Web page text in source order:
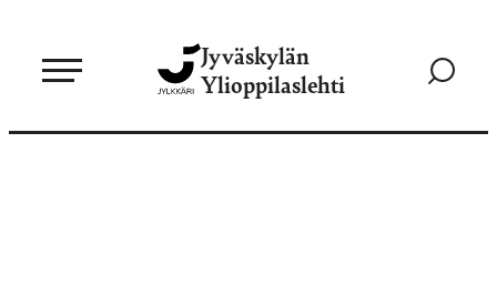
sisältöön
Jyväskylän
Ylioppilaslehti
Siirry